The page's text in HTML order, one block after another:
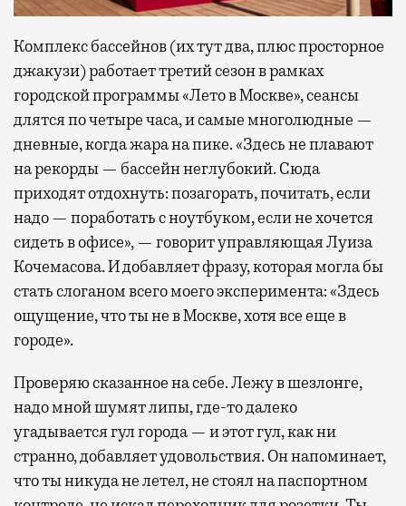
Комплекс бассейнов (их тут два, плюс просторное
джакузи) работает третий сезон в рамках
городской программы «Лето в Москве», сеансы
длятся по четыре часа, и самые многолюдные —
дневные, когда жара на пике. «Здесь не плавают
на рекорды — бассейн неглубокий. Сюда
приходят отдохнуть: позагорать, почитать, если
надо — поработать с ноутбуком, если не хочется
сидеть в офисе», — говорит управляющая Луиза
Кочемасова. И добавляет фразу, которая могла бы
стать слоганом всего моего эксперимента: «Здесь
ощущение, что ты не в Москве, хотя все еще в
городе».
Проверяю сказанное на себе. Лежу в шезлонге,
надо мной шумят липы, где-то далеко
угадывается гул города — и этот гул, как ни
странно, добавляет удовольствия. Он напоминает,
что ты никуда не летел, не стоял на паспортном